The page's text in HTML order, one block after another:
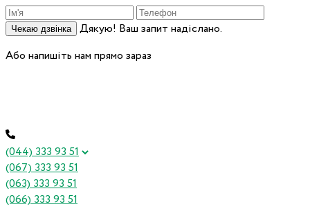
Чекаю дзвінка
Дякую! Ваш запит надіслано.
Або напишіть нам прямо зараз
(044) 333 93 51
(067) 333 93 51
(063) 333 93 51
(066) 333 93 51